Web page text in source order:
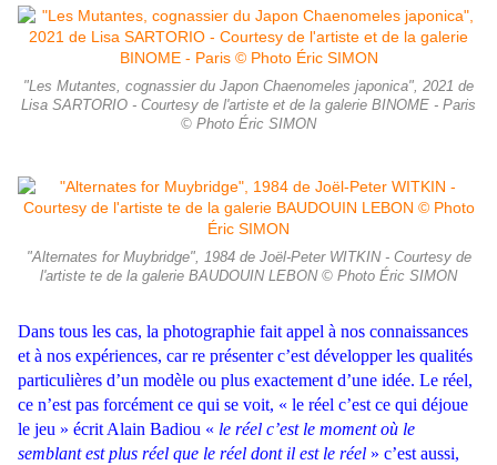
"Les Mutantes, cognassier du Japon Chaenomeles japonica", 2021 de
Lisa SARTORIO - Courtesy de l'artiste et de la galerie BINOME - Paris
© Photo Éric SIMON
"Alternates for Muybridge", 1984 de Joël-Peter WITKIN - Courtesy de
l'artiste te de la galerie BAUDOUIN LEBON © Photo Éric SIMON
Dans tous les cas, la photographie fait appel à nos connaissances
et à nos expériences, car re présenter c’est développer les qualités
particulières d’un modèle ou plus exactement d’une idée. Le réel,
ce n’est pas forcément ce qui se voit, « le réel c’est ce qui déjoue
le jeu » écrit Alain Badiou « le réel c’est le moment où le
semblant est plus réel que le réel dont il est le réel » c’est aussi,